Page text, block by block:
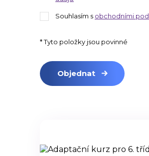
Souhlasím s
* Tyto položky jsou povinné
Objednat